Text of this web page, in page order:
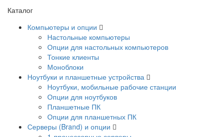
Каталог
Компьютеры и опции
Настольные компьютеры
Опции для настольных компьютеров
Тонкие клиенты
Моноблоки
Ноутбуки и планшетные устройства
Ноутбуки, мобильные рабочие станции
Опции для ноутбуков
Планшетные ПК
Опции для планшетных ПК
Серверы (Brand) и опции